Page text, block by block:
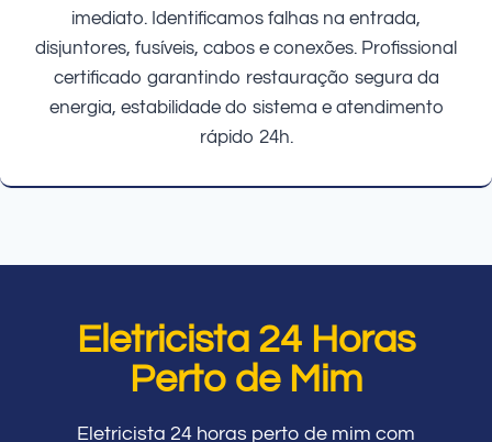
imediato. Identificamos falhas na entrada,
disjuntores, fusíveis, cabos e conexões. Profissional
certificado garantindo restauração segura da
energia, estabilidade do sistema e atendimento
rápido 24h.
Eletricista 24 Horas
Perto de Mim
Eletricista 24 horas perto de mim com